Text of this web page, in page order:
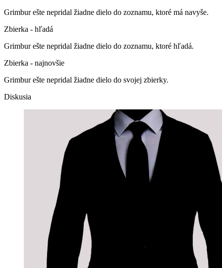
Grimbur ešte nepridal žiadne dielo do zoznamu, ktoré má navyše.
Zbierka - hľadá
Grimbur ešte nepridal žiadne dielo do zoznamu, ktoré hľadá.
Zbierka - najnovšie
Grimbur ešte nepridal žiadne dielo do svojej zbierky.
Diskusia